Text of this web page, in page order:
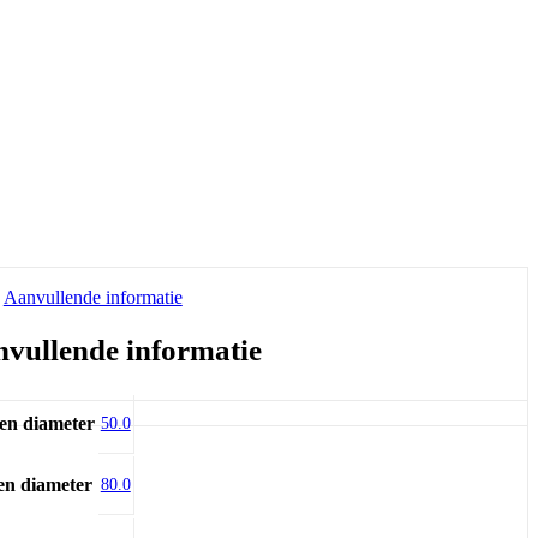
Aanvullende informatie
informatie
diameter 50.0
diameter 80.0